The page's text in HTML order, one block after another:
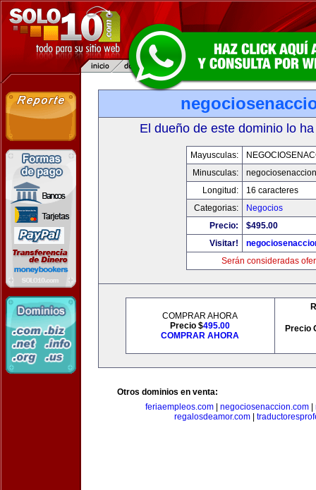
El dueño de este dominio lo
Mayusculas:
Minusculas:
Longitud:
16 caracteres
Categorias:
Negocios
Precio:
$495.00
Visitar!
Serán consideradas
COMPRAR AHORA
Precio $495.00
COMPRAR AHORA
Precio
Otros dominios en venta:
feriaempleos.com
negociosenaccion.com
regalosdeamor.com